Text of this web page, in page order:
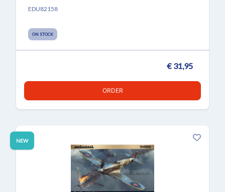
EDU82158
ON STOCK
€ 31,95
ORDER
NEW